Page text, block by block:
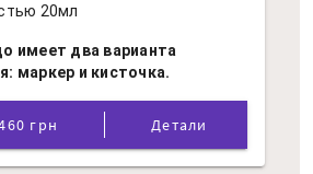
20мл
имеет два варианта
маркер и кисточка.
от 460 грн Детали